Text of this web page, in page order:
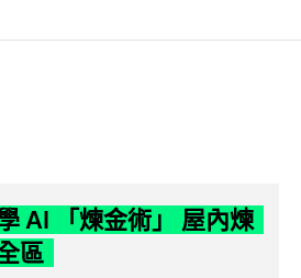
AI 「煉金術」 屋內煉
區